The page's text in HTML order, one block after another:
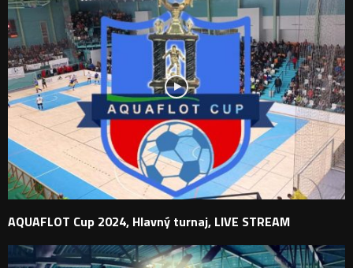
AQUAFLOT Cup 2024, Hlavný turnaj, LIVE STREAM